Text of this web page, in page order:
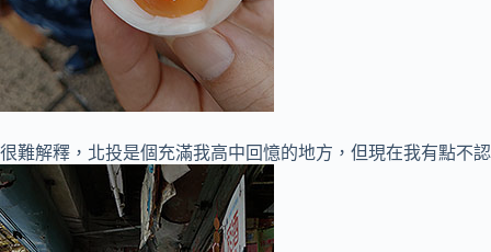
很難解釋，北投是個充滿我高中回憶的地方，但現在我有點不